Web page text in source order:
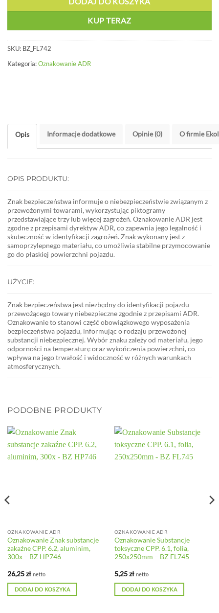
KUP TERAZ
SKU: BZ_FL742
Kategoria:Oznakowanie ADR
Opis Informacje dodatkowe Opinie (0) O firmie
OPIS PRODUKTU:
Znak bezpieczeństwa informuje o niebezpieczeństwie związanym z
przewożonymi towarami, wykorzystując piktogramy
przedstawiające trzy lub więcej zagrożeń. Oznakowanie ADR jest
zgodne z przepisami dyrektyw ADR, co zapewnia jego legalność i
skuteczność w identyfikacji zagrożeń. Znak wykonany jest z
samoprzylepnego materiału, co umożliwia stabilne przymocowanie
go do płaskiej powierzchni pojazdu.
UŻYCIE:
Znak bezpieczeństwa jest niezbędny do identyfikacji pojazdu
przewożącego towary niebezpieczne zgodnie z przepisami ADR.
Oznakowanie to stanowi część obowiązkowego wyposażenia
bezpieczeństwa pojazdu, informując o rodzaju przewożonej
substancji niebezpiecznej. Wybór znaku zależy od materiału, jego
odporności na temperaturę oraz wykończenia powierzchni, co
wpływa na jego trwałość i widoczność w różnych warunkach
atmosferycznych.
PODOBNE PRODUKTY
OZNAKOWANIE ADR
Oznakowanie Znak substancje
zakaźne CPP. 6.2, aluminim,
300x – BZ HP746
26,25zł netto
DODAJ DO KOSZYKA
OZNAKOWANIE ADR
Oznakowanie Substancje
toksyczne CPP. 6.1, folia,
250x250mm – BZ FL745
5,25zł netto
DODAJ DO KOSZYKA